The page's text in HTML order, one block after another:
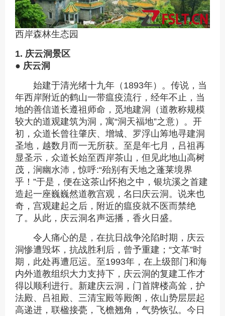
西岸森林生态园
1. 庆云洞景区
● 庆云洞
始建于清光绪十九年（1893年）。传说，当
年西岸附近的鹤山一带瘟疫流行，经年不止，当
地的善信道长遵祖师命，觅地建洞（道教称规模
较大的道观建筑为洞，寓“洞天福地”之意）。开
初，众道长曾往肇庆、增城、罗浮山筹地寻建洞
圣地，越数月而一无所获。至是年七月，吕祖再
显圣示，众道长始至西岸茶山，但见此地山高树
茂，涧幽水沛，惊呼:“殆别有天地之蓬莱境界
乎！”于是，便在这茶山怀抱之中，银坑溪之首建
造起一座巍巍然道教宫观，名曰庆云洞。说来也
奇，宫观建起之后，附近的瘟疫就不医而禁绝
了。从此，庆云洞名声远播，香火日盛。
令人痛心的是，在抗日战争沦陷时期，庆云
洞惨遭毁坏，抗战胜利后，曾予重建；“文革”时
期，此处再遭厄运。至1993年，在上级部门和海
内外道教组织大力支持下，庆云洞的复建工作才
得以顺利进行。新建庆云洞，门首牌楼高耸，护
法殿、吕祖殿、三清宝殿等殿阁，依山势层层起
高递进，联楹接甍，飞檐翘角，气势恢弘。今日